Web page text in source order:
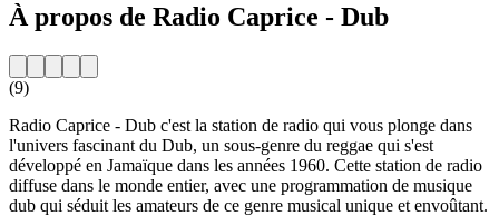
À propos de Radio Caprice - Dub
(9)
Radio Caprice - Dub c'est la station de radio qui vous plonge dans
l'univers fascinant du Dub, un sous-genre du reggae qui s'est
développé en Jamaïque dans les années 1960. Cette station de radio
diffuse dans le monde entier, avec une programmation de musique
dub qui séduit les amateurs de ce genre musical unique et envoûtant.